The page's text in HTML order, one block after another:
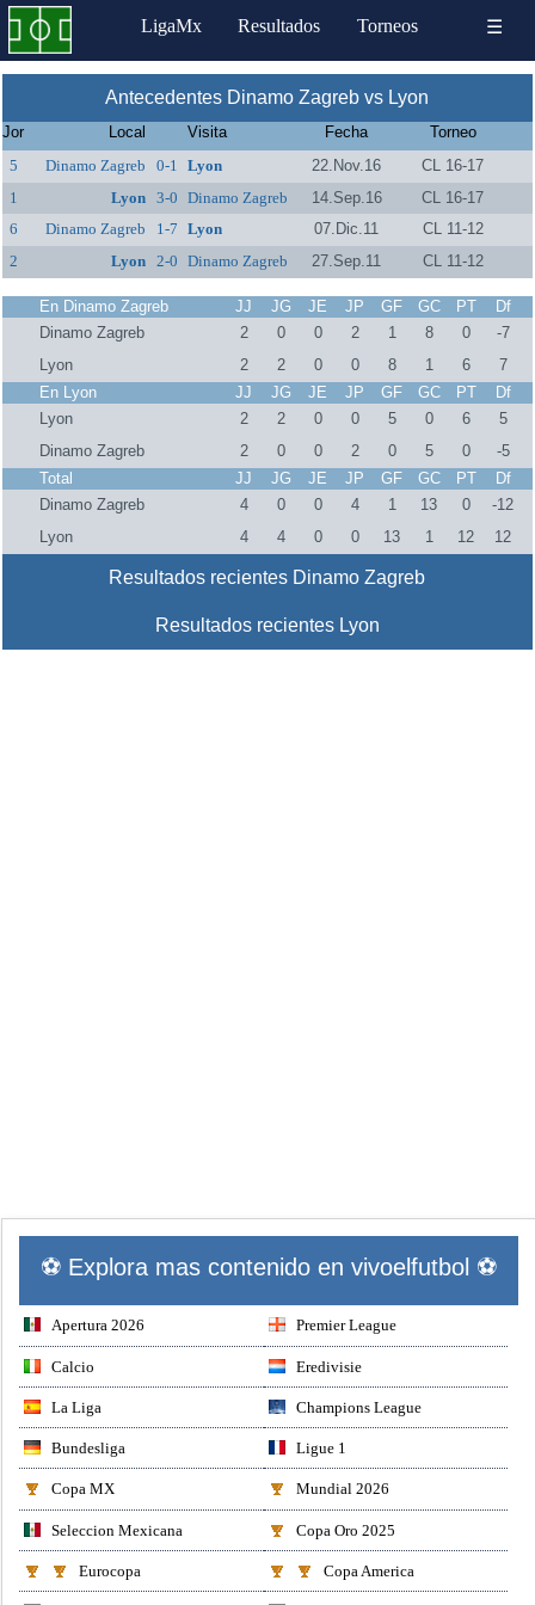
LigaMx Resultados Torneos ☰
Antecedentes Dinamo Zagreb vs Lyon
Jor Local Visita Fecha
Torneo
5
Dinamo Zagreb 0-1 Lyon 22.Nov.16
CL 16-17
1
Lyon 3-0 Dinamo Zagreb 14.Sep.16
CL 16-17
6
Dinamo Zagreb 1-7 Lyon 07.Dic.11
CL 11-12
2
Lyon 2-0 Dinamo Zagreb 27.Sep.11 CL 11-12
En Dinamo Zagreb JJ JG JE JP GF GC PT
Df
Dinamo Zagreb
2 0 0 2 1 8 0
-7
Lyon
2 2 0 0 8 1 6
7
En Lyon
JJ JG JE JP GF GC PT
Df
Lyon
2 2 0 0 5 0 6
5
Dinamo Zagreb
2 0 0 2 0 5 0
-5
Total
JJ JG JE JP GF GC PT
Df
Dinamo Zagreb
4 0 0 4 1 13 0
-12
Lyon
4 4 0 0 13 1 12 12
Resultados recientes Dinamo Zagreb
Resultados recientes Lyon
⚽ Explora mas contenido en vivoelfutbol ⚽
Apertura 2026 Premier League
Calcio Eredivisie
La Liga Champions League
Bundesliga Ligue 1
Copa MX Mundial 2026
Seleccion Mexicana Copa Oro 2025
Eurocopa Copa America